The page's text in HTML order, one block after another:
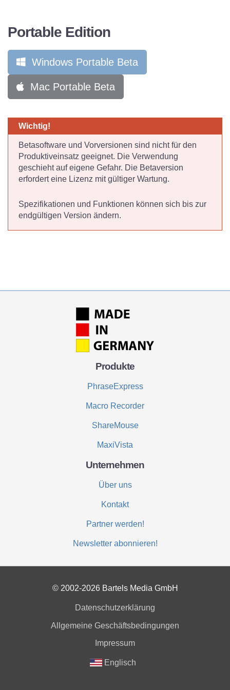
Portable Edition
Windows Portable Beta
Mac Portable Beta
Betasoftware und Vorversionen sind nicht für den
Produktiveinsatz geeignet. Die Verwendung
geschieht auf eigene Gefahr. Die Betaversion
erfordert eine Lizenz mit gültiger Wartung.
Spezifikationen und Funktionen können sich bis zur
endgültigen Version ändern.
Produkte
PhraseExpress
Macro Recorder
ShareMouse
MaxiVista
Unternehmen
Über uns
Kontakt
Partner werden!
Newsletter abonnieren!
© 2002-2026 Bartels Media GmbH
Datenschutzerklärung
Allgemeine Geschäftsbedingungen
Impressum
Englisch